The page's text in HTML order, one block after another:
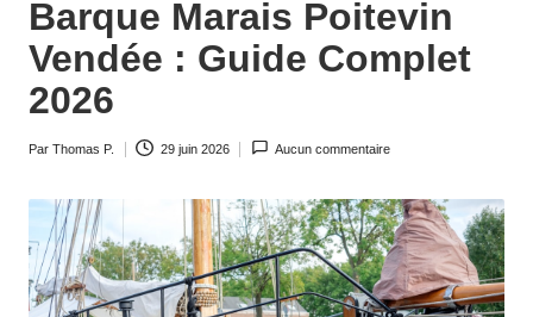
n
d
e
e
activités
et
informations
Barque Marais Poitevin
Vendée : Guide Complet
2026
Par Thomas P. 29 juin 2026 Aucun commentaire